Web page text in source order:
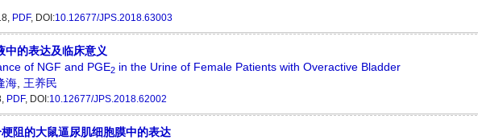
PDF, DOI:10.12677/JPS.2018.63003
中的表达及临床意义
of NGF and PGE2 in the Urine of Female Patients with Overactive Bladder
海, 王养民
PDF, DOI:10.12677/JPS.2018.62002
阻的大鼠逼尿肌细胞膜中的表达